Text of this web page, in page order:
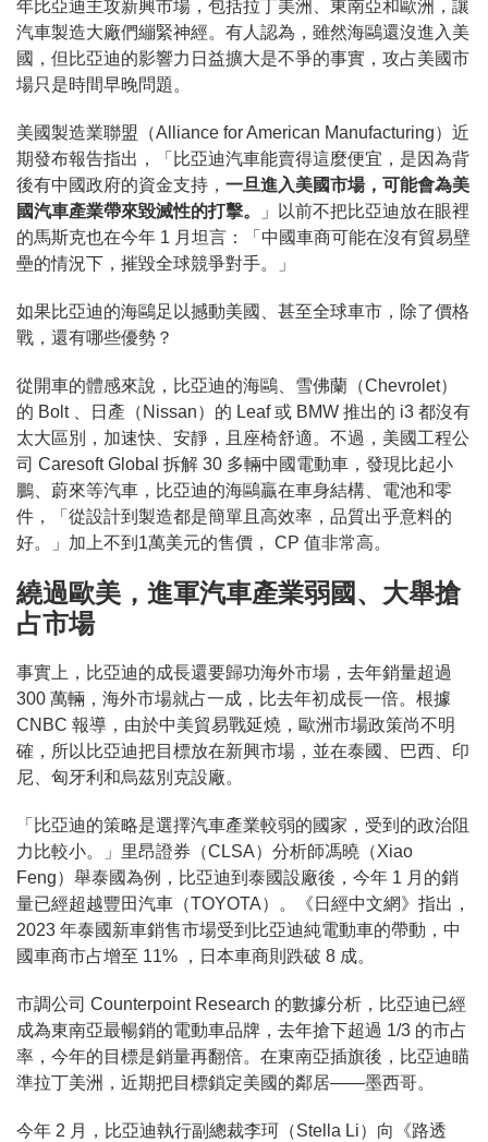
年比亞迪主攻新興市場，包括拉丁美洲、東南亞和歐洲，讓
汽車製造大廠們繃緊神經。有人認為，雖然海鷗還沒進入美
國，但比亞迪的影響力日益擴大是不爭的事實，攻占美國市
場只是時間早晚問題。
美國製造業聯盟（Alliance for American Manufacturing）近
期發布報告指出，「比亞迪汽車能賣得這麼便宜，是因為背
後有中國政府的資金支持， 一旦進入美國市場，可能會為美
國汽車產業帶來毀滅性的打擊。
」以前不把比亞迪放在眼裡
的馬斯克也在今年 1 月坦言：「中國車商可能在沒有貿易壁
壘的情況下，摧毀全球競爭對手。」
如果比亞迪的海鷗足以撼動美國、甚至全球車市，除了價格
戰，還有哪些優勢？
從開車的體感來說，比亞迪的海鷗、雪佛蘭（Chevrolet）
的 Bolt 、日產（Nissan）的 Leaf 或 BMW 推出的 i3 都沒有
太大區別，加速快、安靜，且座椅舒適。不過，美國工程公
司 Caresoft Global 拆解 30 多輛中國電動車，發現比起小
鵬、蔚來等汽車，比亞迪的海鷗贏在車身結構、電池和零
件，「從設計到製造都是簡單且高效率，品質出乎意料的
好。」加上不到1萬美元的售價， CP 值非常高。
繞過歐美，進軍汽車產業弱國、大舉搶
占市場
事實上，比亞迪的成長還要歸功海外市場，去年銷量超過
300 萬輛，海外市場就占一成，比去年初成長一倍。根據
CNBC 報導，由於中美貿易戰延燒，歐洲市場政策尚不明
確，所以比亞迪把目標放在新興市場，並在泰國、巴西、印
尼、匈牙利和烏茲別克設廠。
「比亞迪的策略是選擇汽車產業較弱的國家，受到的政治阻
力比較小。」里昂證券（CLSA）分析師馮曉（Xiao
Feng）舉泰國為例，比亞迪到泰國設廠後，今年 1 月的銷
量已經超越豐田汽車（TOYOTA）。《日經中文網》指出，
2023 年泰國新車銷售市場受到比亞迪純電動車的帶動，中
國車商市占增至 11% ，日本車商則跌破 8 成。
市調公司 Counterpoint Research 的數據分析，比亞迪已經
成為東南亞最暢銷的電動車品牌，去年搶下超過 1/3 的市占
率，今年的目標是銷量再翻倍。在東南亞插旗後，比亞迪瞄
準拉丁美洲，近期把目標鎖定美國的鄰居——墨西哥。
今年 2 月，比亞迪執行副總裁李珂（Stella Li）向《路透